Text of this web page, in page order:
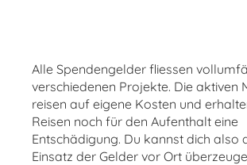
Alle Spendengelder fliessen
verschiedenen Projekte. Die aktiven
reisen auf eigene Kosten und
Reisen noch für den Aufenthalt eine
Entschädigung. Du kannst dich also
Einsatz der Gelder vor Ort